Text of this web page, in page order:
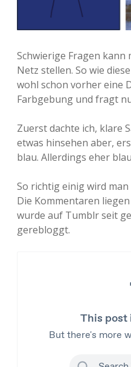
Schwierige Fragen kann
Netz stellen. So wie diese
wohl schon vorher eine
Farbgebung und fragt
Zuerst dachte ich, klare
etwas hinsehen aber,
blau. Allerdings eher
So richtig einig wird
Die Kommentaren
wurde auf Tumblr seit
gerebloggt.